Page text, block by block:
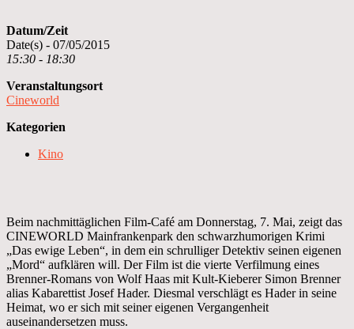
Datum/Zeit
Date(s) - 07/05/2015
15:30 - 18:30
Veranstaltungsort
Cineworld
Kategorien
Kino
Beim nachmittäglichen Film-Café am Donnerstag, 7. Mai, zeigt das
CINEWORLD Mainfrankenpark den schwarzhumorigen Krimi
„Das ewige Leben“, in dem ein schrulliger Detektiv seinen eigenen
„Mord“ aufklären will. Der Film ist die vierte Verfilmung eines
Brenner-Romans von Wolf Haas mit Kult-Kieberer Simon Brenner
alias Kabarettist Josef Hader. Diesmal verschlägt es Hader in seine
Heimat, wo er sich mit seiner eigenen Vergangenheit
auseinandersetzen muss.